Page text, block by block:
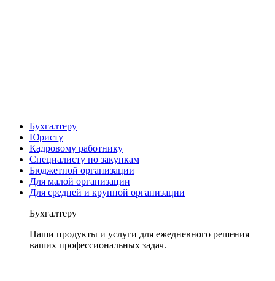
Бухгалтеру
Юристу
Кадровому работнику
Специалисту по закупкам
Бюджетной организации
Для малой организации
Для средней и крупной организации
Бухгалтеру
Наши продукты и услуги для ежедневного решения
ваших профессиональных задач.